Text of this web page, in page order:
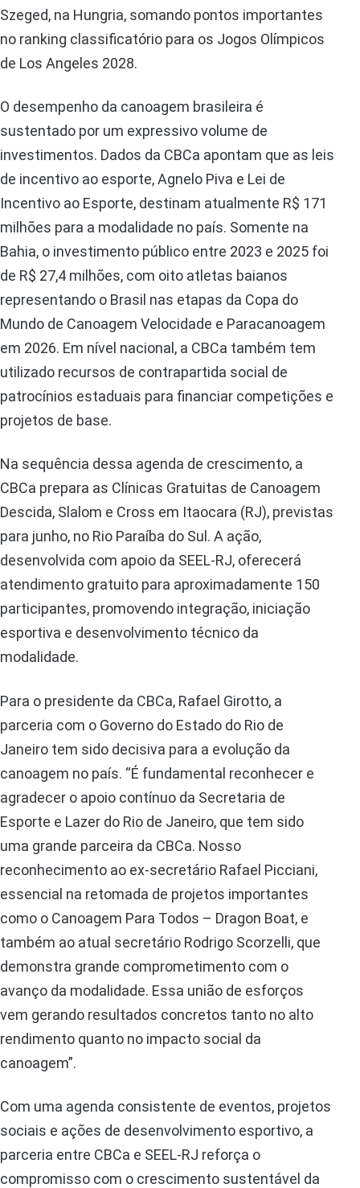
Szeged, na Hungria, somando pontos importantes
no ranking classificatório para os Jogos Olímpicos
de Los Angeles 2028.
O desempenho da canoagem brasileira é
sustentado por um expressivo volume de
investimentos. Dados da CBCa apontam que as leis
de incentivo ao esporte, Agnelo Piva e Lei de
Incentivo ao Esporte, destinam atualmente R$ 171
milhões para a modalidade no país. Somente na
Bahia, o investimento público entre 2023 e 2025 foi
de R$ 27,4 milhões, com oito atletas baianos
representando o Brasil nas etapas da Copa do
Mundo de Canoagem Velocidade e Paracanoagem
em 2026. Em nível nacional, a CBCa também tem
utilizado recursos de contrapartida social de
patrocínios estaduais para financiar competições e
projetos de base.
Na sequência dessa agenda de crescimento, a
CBCa prepara as Clínicas Gratuitas de Canoagem
Descida, Slalom e Cross em Itaocara (RJ), previstas
para junho, no Rio Paraíba do Sul. A ação,
desenvolvida com apoio da SEEL-RJ, oferecerá
atendimento gratuito para aproximadamente 150
participantes, promovendo integração, iniciação
esportiva e desenvolvimento técnico da
modalidade.
Para o presidente da CBCa, Rafael Girotto, a
parceria com o Governo do Estado do Rio de
Janeiro tem sido decisiva para a evolução da
canoagem no país. “É fundamental reconhecer e
agradecer o apoio contínuo da Secretaria de
Esporte e Lazer do Rio de Janeiro, que tem sido
uma grande parceira da CBCa. Nosso
reconhecimento ao ex-secretário Rafael Picciani,
essencial na retomada de projetos importantes
como o Canoagem Para Todos – Dragon Boat, e
também ao atual secretário Rodrigo Scorzelli, que
demonstra grande comprometimento com o
avanço da modalidade. Essa união de esforços
vem gerando resultados concretos tanto no alto
rendimento quanto no impacto social da
canoagem”.
Com uma agenda consistente de eventos, projetos
sociais e ações de desenvolvimento esportivo, a
parceria entre CBCa e SEEL-RJ reforça o
compromisso com o crescimento sustentável da